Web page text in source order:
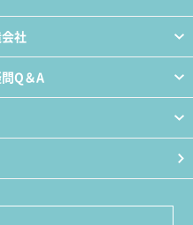
社
Q＆A